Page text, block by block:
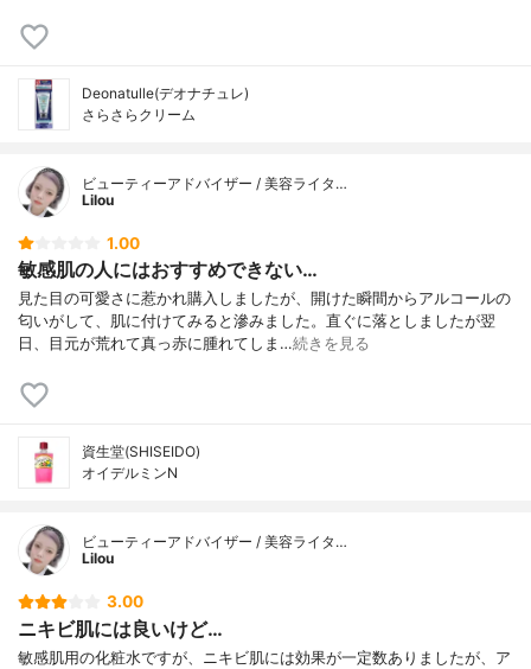
Deonatulle(デオナチュレ)
さらさらクリーム
ビューティーアドバイザー / 美容ライタ…
Lilou
1.00
敏感肌の人にはおすすめできない…
見た目の可愛さに惹かれ購入しましたが、開けた瞬間からアルコールの
匂いがして、肌に付けてみると滲みました。直ぐに落としましたが翌
日、目元が荒れて真っ赤に腫れてしま…続きを見る
資生堂(SHISEIDO)
オイデルミンN
ビューティーアドバイザー / 美容ライタ…
Lilou
3.00
ニキビ肌には良いけど…
敏感肌用の化粧水ですが、ニキビ肌には効果が一定数ありましたが、ア